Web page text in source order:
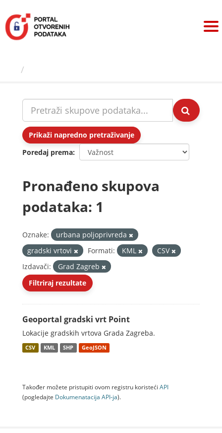
sadržaj
Prikaži napredno pretraživanje
Poredaj prema
Pronađeno skupova
podataka: 1
Oznake:
urbana poljoprivreda
gradski vrtovi
Formati: KML
CSV
Izdavači:
Grad Zagreb
Filtriraj rezultate
Geoportal gradski vrt Point
Lokacije gradskih vrtova Grada Zagreba.
CSV KML SHP GeoJSON
Također možete pristupiti ovom registru koristeći API
(pogledajte Dokumenаtаcijа API-jа).